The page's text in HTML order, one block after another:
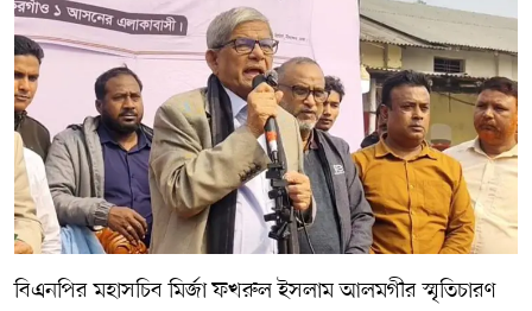
বিএনপির মহাসচিব মির্জা ফখরুল ইসলাম আলমগীর স্মৃতিচারণ